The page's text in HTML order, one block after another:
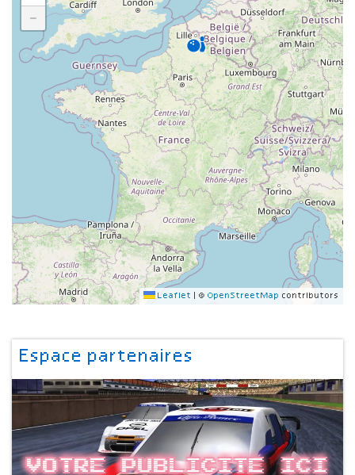
−
Leaflet © OpenStreetMap contributors
Espace partenaires
Votre publicite ici